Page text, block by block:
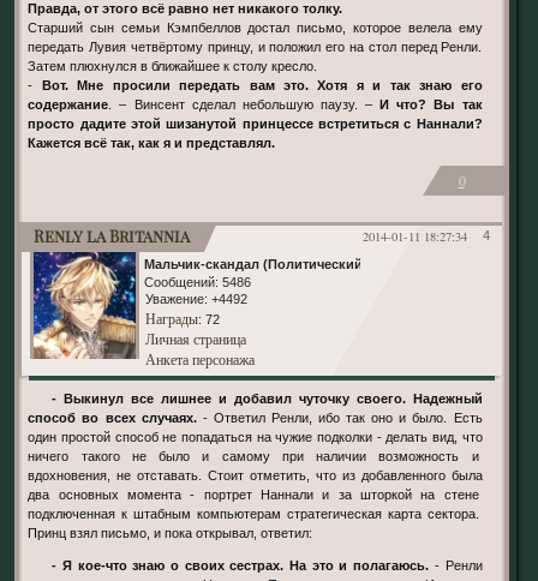
Правда, от этого всё равно нет никакого толку.
Старший сын семьи Кэмпбеллов достал письмо, которое велела ему
передать Лувия четвёртому принцу, и положил его на стол перед Ренли.
Затем плюхнулся в ближайшее к столу кресло.
- Вот. Мне просили передать вам это. Хотя я и так знаю его
содержание . – Винсент сделал небольшую паузу. –И что? Вы так
просто дадите этой шизанутой принцессе встретиться с Наннали?
Кажется всё так, как я и представлял.
0
4
2014-01-11 18:27:34
Renly la Britannia
Мальчик-скандал (Политический)
Сообщений: 5486
Уважение: +4492
Награды: 72
Личная страница
Анкета персонажа
- Выкинул все лишнее и добавил чуточку своего. Надежный
способ во всех случаях.- Ответил Ренли, ибо так оно и было. Есть
один простой способ не попадаться на чужие подколки - делать вид, что
ничего такого не было и самому при наличии возможность и
вдохновения, не отставать. Стоит отметить, что из добавленного была
два основных момента - портрет Наннали и за шторкой на стене
подключенная к штабным компьютерам стратегическая карта сектора.
Принц взял письмо, и пока открывал, ответил:
- Я кое-что знаю о своих сестрах. На это и полагаюсь. - Ренли